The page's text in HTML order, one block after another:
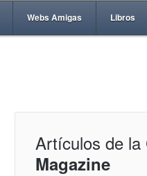
Webs Amigas Libros
Artículos de la
Magazine